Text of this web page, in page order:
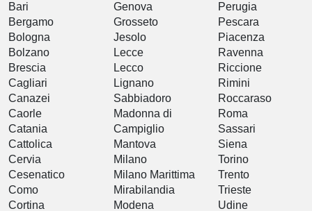
Bari
Bergamo
Bologna
Bolzano
Brescia
Cagliari
Canazei
Caorle
Catania
Cattolica
Cervia
Cesenatico
Como
Cortina
Genova
Grosseto
Jesolo
Lecce
Lecco
Lignano
Sabbiadoro
Madonna di
Campiglio
Mantova
Milano
Milano Marittima
Mirabilandia
Modena
Perugia
Pescara
Piacenza
Ravenna
Riccione
Rimini
Roccaraso
Roma
Sassari
Siena
Torino
Trento
Trieste
Udine